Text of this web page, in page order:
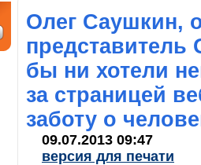
Олег Саушкин,
представитель
бы ни хотели
за страницей
заботу о
09.07.2013 09:47
версия для печати